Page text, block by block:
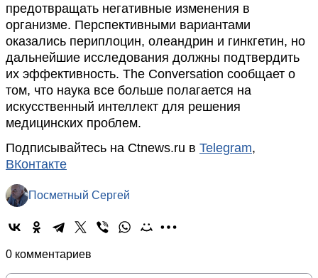
предотвращать негативные изменения в
организме. Перспективными вариантами
оказались периплоцин, олеандрин и гинкгетин, но
дальнейшие исследования должны подтвердить
их эффективность. The Conversation сообщает о
том, что наука все больше полагается на
искусственный интеллект для решения
медицинских проблем.
Подписывайтесь на Ctnews.ru в Telegram,
ВКонтакте
Посметный Сергей
0 комментариев